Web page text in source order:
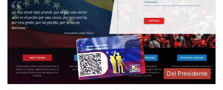
Del Presidente